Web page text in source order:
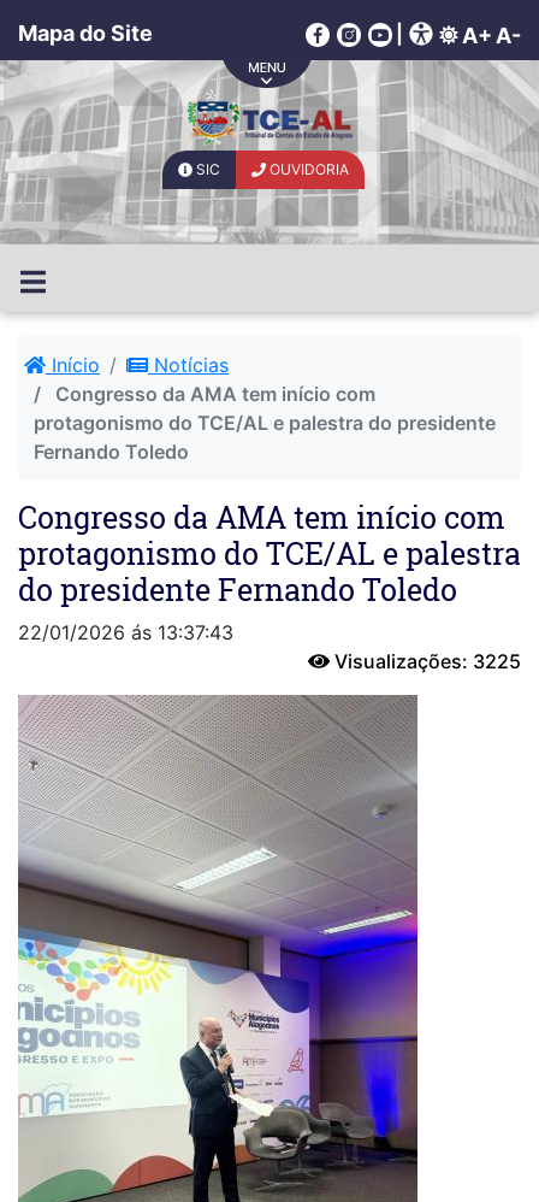
Mapa do Site A+ A-
SIC OUVIDORIA
Início
Notícias
Congresso da AMA tem início com
protagonismo do TCE/AL e palestra do presidente
Fernando Toledo
Congresso da AMA tem início com
protagonismo do TCE/AL e palestra
do presidente Fernando Toledo
22/01/2026 ás 13:37:43
Visualizações: 3225